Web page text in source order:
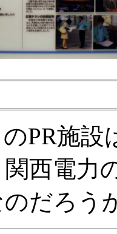
PR施設
西電力
だろう